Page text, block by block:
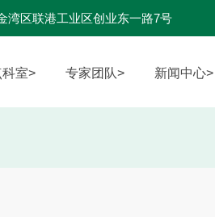
湾区联港工业区创业东一路7号
室> 专家团队> 新闻中心>